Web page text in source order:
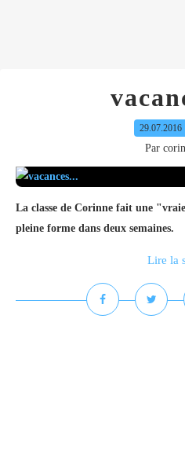
29.07.2016
Par
La classe de Corinne fait une
pleine forme dans deux semaines.
Lire la